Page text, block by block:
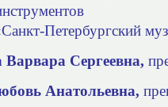
Петербургский
Сергеевна,
Анатольевна,